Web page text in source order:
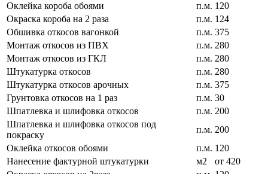
Оклейка короба обоями
п.м. 120
Окраска короба на 2 раза
п.м. 124
Обшивка откосов вагонкой
п.м. 375
Монтаж откосов из ПВХ
п.м. 280
Монтаж откосов из ГКЛ
п.м. 280
Штукатурка откосов
п.м. 280
Штукатурка откосов арочных
п.м. 375
Грунтовка откосов на 1 раз
п.м. 30
Шпатлевка и шлифовка откосов
п.м. 200
Шпатлевка и шлифовка откосов под
покраску
п.м. 200
Оклейка откосов обоями
п.м. 120
Нанесение фактурной штукатурки
м2
от 420